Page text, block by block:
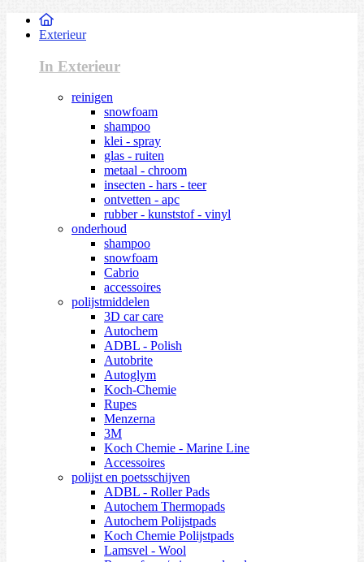
Exterieur
In Exterieur
reinigen
snowfoam
shampoo
klei - spray
glas - ruiten
metaal - chroom
insecten - hars - teer
ontvetten - apc
rubber - kunststof - vinyl
onderhoud
shampoo
snowfoam
Cabrio
accessoires
polijstmiddelen
3D car care
Autochem
ADBL - Polish
Autobrite
Autoglym
Koch-Chemie
Rupes
Menzerna
3M
Koch Chemie - Marine Line
Accessoires
polijst en poetsschijven
ADBL - Roller Pads
Autochem Thermopads
Autochem Polijstpads
Koch Chemie Polijstpads
Lamsvel - Wool